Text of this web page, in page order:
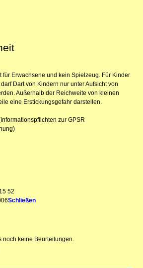
für Erwachsene und kein Spielzeug. Für Kinder
Dart von Kindern nur unter Aufsicht von
Außerhalb der Reichweite von kleinen
eine Erstickungsgefahr darstellen.
zur GPSR
52
Schließen
noch keine Beurteilungen.